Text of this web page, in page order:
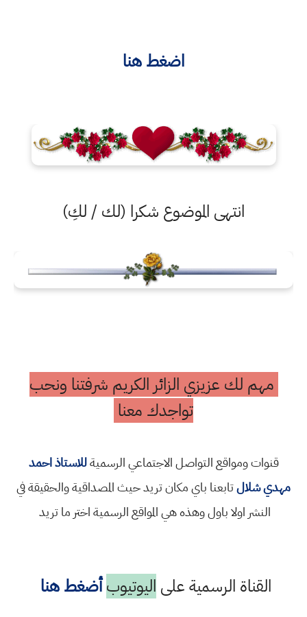
اضغط هنا
انتهى الموضوع شكرا (لك / لكِ)
مهم لك عزيزي الزائر الكريم شرفتنا ونحب
تواجدك معنا
قنوات ومواقع التواصل الاجتماعي الرسميةللاستاذ احمد
مهدي شلالتابعنا باي مكان تريد حيث المصداقية والحقيقة في
النشر اولا باول وهذه هي المواقع الرسمية اختر ما تريد
القناة الرسمية على اليوتيوب أضغط هنا